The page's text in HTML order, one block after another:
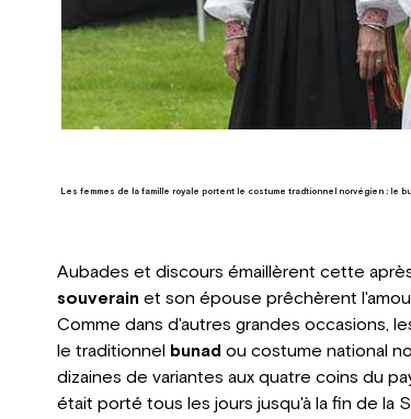
Les femmes de la famille royale portent le costume tradtionnel norvégien : le
Aubades et discours émaillèrent cette
souverain et son épouse prêchèrent
Comme dans d'autres grandes occasions,
le traditionnel
bunad ou costume national
dizaines de variantes aux quatre coins du
était porté tous les jours jusqu'à la fin de la